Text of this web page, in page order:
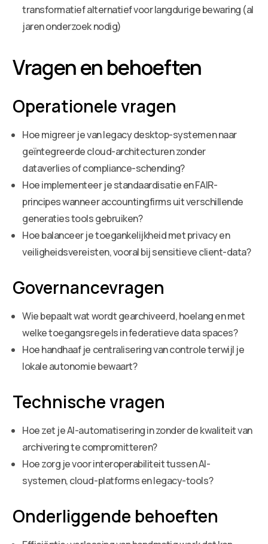
transformatief alternatief voor langdurige bewaring (al
jaren onderzoek nodig)
Vragen en behoeften
Operationele vragen
Hoe migreer je van legacy desktop-systemen naar
geïntegreerde cloud-architecturen zonder
dataverlies of compliance-schending?
Hoe implementeer je standaardisatie en FAIR-
principes wanneer accountingfirms uit verschillende
generaties tools gebruiken?
Hoe balanceer je toegankelijkheid met privacy en
veiligheidsvereisten, vooral bij sensitieve client-data?
Governancevragen
Wie bepaalt wat wordt gearchiveerd, hoelang en met
welke toegangsregels in federatieve data spaces?
Hoe handhaaf je centralisering van controle terwijl je
lokale autonomie bewaart?
Technische vragen
Hoe zet je AI-automatisering in zonder de kwaliteit van
archivering te compromitteren?
Hoe zorg je voor interoperabiliteit tussen AI-
systemen, cloud-platforms en legacy-tools?
Onderliggende behoeften